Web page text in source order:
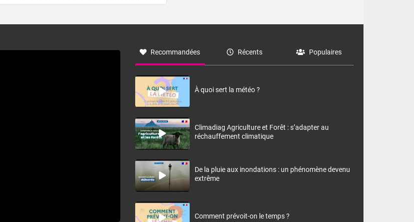
de forêt. Mais qu'est-ce que la tramontane ? Quelles sont
à nord-ouest, dans un secteur qui part du Roussillon à la
monts, en allusion aux régions montagneuses d’où
Recommandées Récents Populaires
À quoi sert la météo ?
Climadiag Agriculture et Forêt : s’adapter au
réchauffement climatique
De la pluie aux inondations : un phénomène devenu
extrême
Comment prévoit-on le temps ?